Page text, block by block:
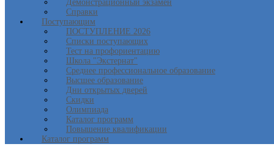
Демонстрационный экзамен
Справки
Поступающим
ПОСТУПЛЕНИЕ 2026
Списки поступающих
Тест на профориентацию
Школа "Экстернат"
Среднее профессиональное образование
Высшее образование
Дни открытых дверей
Скидки
Олимпиада
Каталог программ
Повышение квалификации
Каталог программ